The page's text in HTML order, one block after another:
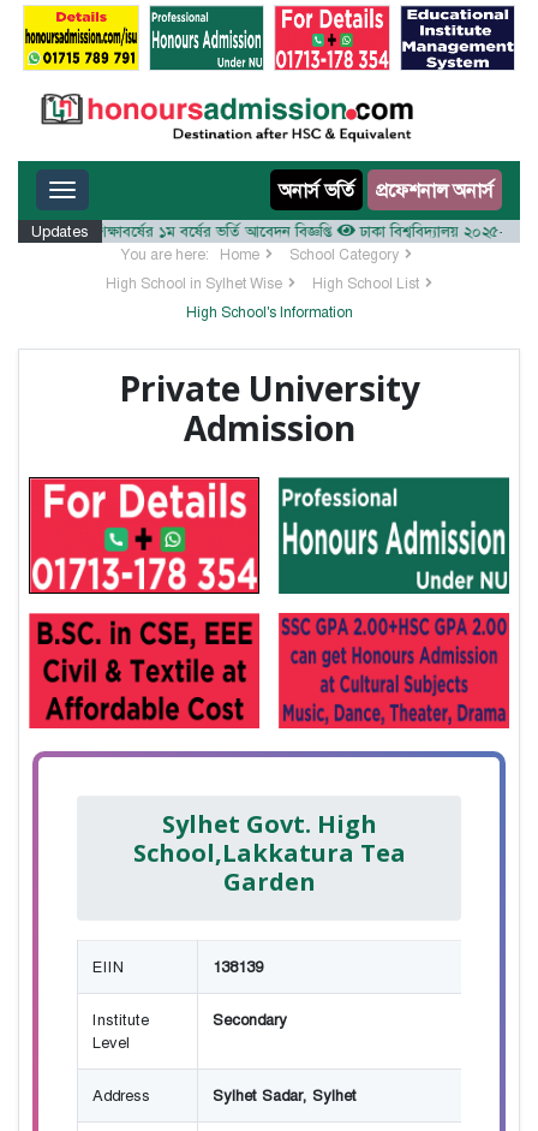
Toggle navigation অনার্স ভর্তি প্রফেশনাল অনার্স
Updates
২০২৫-২৬ শিক্ষাবর্ষের ১ম বর্ষের ভর্তি আবেদন বিজ্ঞপ্তি ঢাকা বিশ্ববিদ্যালয় ২০২৫-২৬
You are here: Home
School Category
High School in Sylhet Wise
High School List
High School's Information
Private University
Admission
Sylhet Govt. High
School,Lakkatura Tea
Garden
EIIN 138139
Institute
Level
Secondary
Address Sylhet Sadar, Sylhet